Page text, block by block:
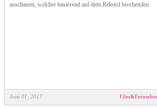
anschauen, welcher basierend auf dem Rekord brechenden
Juni 01, 2017